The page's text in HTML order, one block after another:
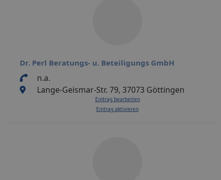
Dr. Perl Beratungs- u. Beteiligungs GmbH
n.a.
Lange-Geismar-Str. 79, 37073 Göttingen
Eintrag bearbeiten
Eintrag aktivieren